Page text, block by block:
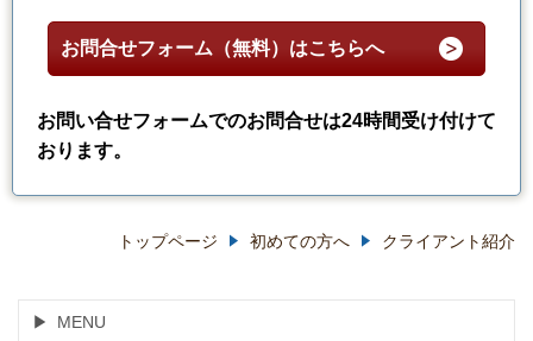
お問合せフォーム（無料）はこちらへ
お問い合せフォームでのお問合せは24時間受け付けて
おります。
トップページ 初めての方へ クライアント紹介
MENU